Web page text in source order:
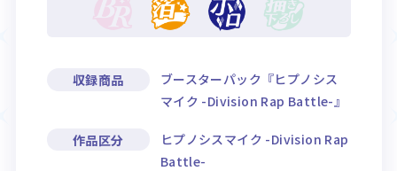
収録商品
ブースターパック『ヒプノシス
マイク -Division Rap Battle-』
作品区分
ヒプノシスマイク -Division Rap
Battle-